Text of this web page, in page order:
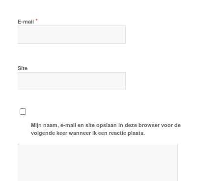
E-mail *
Site
Mijn naam, e-mail en site opslaan in deze browser voor de
volgende keer wanneer ik een reactie plaats.